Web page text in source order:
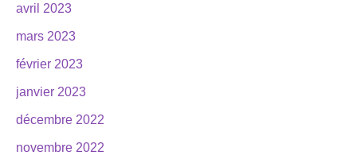
avril 2023
mars 2023
février 2023
janvier 2023
décembre 2022
novembre 2022